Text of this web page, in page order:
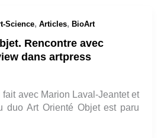
Science, Articles, BioArt
Rencontre avec
dans artpress
fait avec Marion Laval-Jeantet et
duo Art Orienté Objet est paru